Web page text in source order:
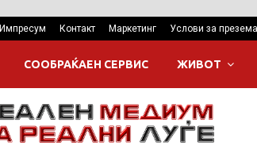
Импресум Контакт Маркетинг Услови за
СООБРАЌАЕН СЕРВИС ЖИВОТ